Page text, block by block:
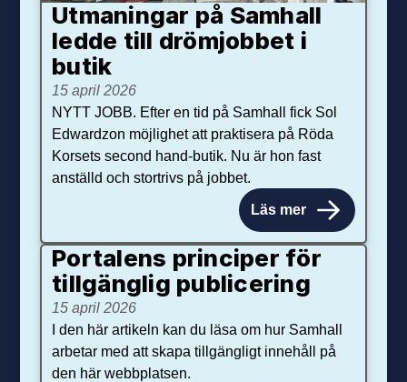
Utmaningar på Sam­hall
ledde till dröm­jobbet i
butik
15 april 2026
NYTT JOBB. Efter en tid på Samhall fick Sol
Edwardzon möjlighet att praktisera på Röda
Korsets second hand-butik. Nu är hon fast
anställd och stortrivs på jobbet.
Läs mer
Portalens principer för
tillgänglig publicering
15 april 2026
I den här artikeln kan du läsa om hur Samhall
arbetar med att skapa tillgängligt innehåll på
den här webbplatsen.